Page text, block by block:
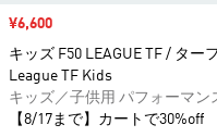
セール価格
¥6,600
キッズ F50 LEAGUE TF / タ
League TF Kids
キッズ／子供用 パフォーマン
【8/17まで】カートで30%off